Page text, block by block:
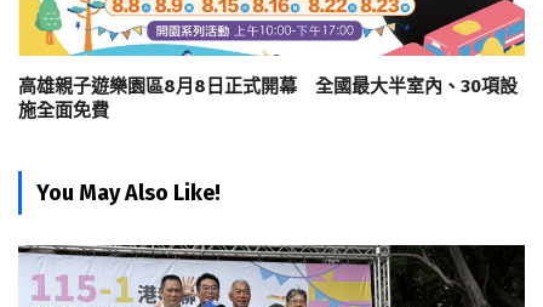
高雄親子遊樂園區8月8日正式開幕 全國最大半室內、30項設
施全面免費
You May Also Like!